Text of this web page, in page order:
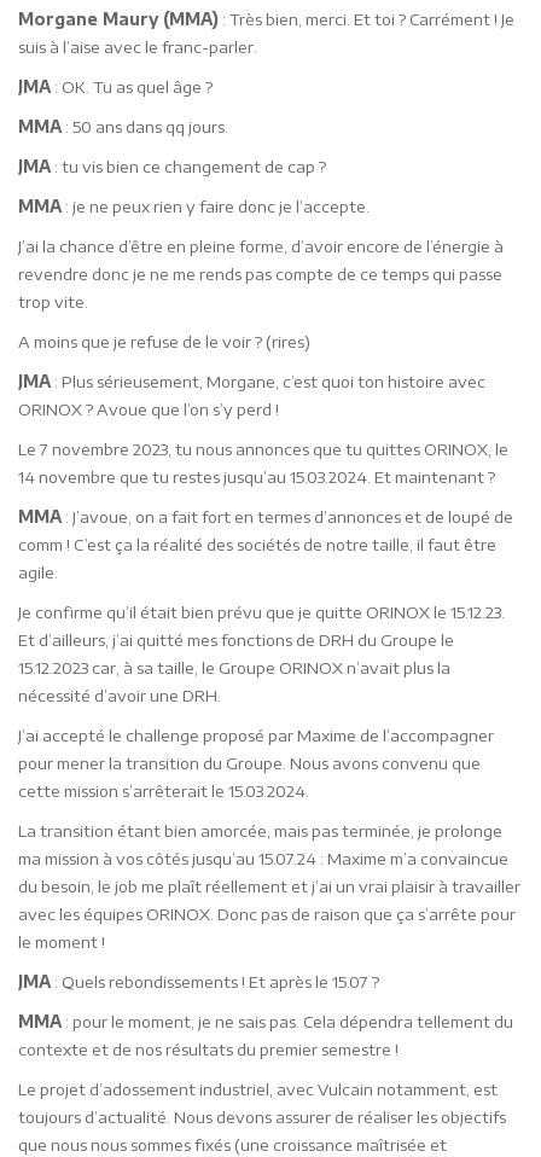
Morgane Maury (MMA) : Très bien, merci. Et toi ? Carrément ! Je
suis à l’aise avec le franc-parler.
JMA : OK. Tu as quel âge ?
MMA : 50 ans dans qq jours.
JMA : tu vis bien ce changement de cap ?
MMA : je ne peux rien y faire donc je l’accepte.
J’ai la chance d’être en pleine forme, d’avoir encore de l’énergie à
revendre donc je ne me rends pas compte de ce temps qui passe
trop vite.
A moins que je refuse de le voir ? (rires)
JMA : Plus sérieusement, Morgane, c’est quoi ton histoire avec
ORINOX ? Avoue que l’on s’y perd !
Le 7 novembre 2023, tu nous annonces que tu quittes ORINOX, le
14 novembre que tu restes jusqu’au 15.03.2024. Et maintenant ?
MMA : J’avoue, on a fait fort en termes d’annonces et de loupé de
comm ! C’est ça la réalité des sociétés de notre taille, il faut être
agile.
Je confirme qu’il était bien prévu que je quitte ORINOX le 15.12.23.
Et d’ailleurs, j’ai quitté mes fonctions de DRH du Groupe le
15.12.2023 car, à sa taille, le Groupe ORINOX n’avait plus la
nécessité d’avoir une DRH.
J’ai accepté le challenge proposé par Maxime de l’accompagner
pour mener la transition du Groupe. Nous avons convenu que
cette mission s’arrêterait le 15.03.2024.
La transition étant bien amorcée, mais pas terminée, je prolonge
ma mission à vos côtés jusqu’au 15.07.24 : Maxime m’a convaincue
du besoin, le job me plaît réellement et j’ai un vrai plaisir à travailler
avec les équipes ORINOX. Donc pas de raison que ça s’arrête pour
le moment !
JMA : Quels rebondissements ! Et après le 15.07 ?
MMA : pour le moment, je ne sais pas. Cela dépendra tellement du
contexte et de nos résultats du premier semestre !
Le projet d’adossement industriel, avec Vulcain notamment, est
toujours d’actualité. Nous devons assurer de réaliser les objectifs
que nous nous sommes fixés (une croissance maîtrisée et